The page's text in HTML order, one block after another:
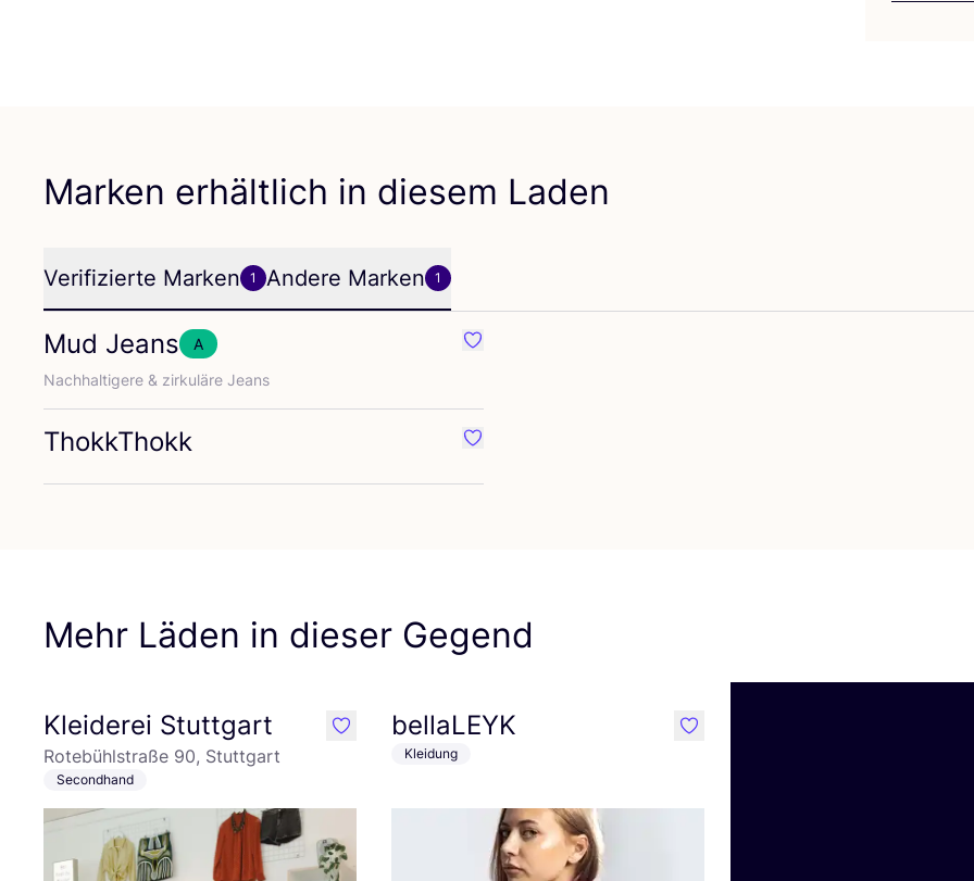
Marken erhältlich in diesem Laden
Verifizierte Marken 1 Andere Marken 1
Mud Jeans
A
Nach­hal­ti­ge­re & zir­ku­lä­re Jeans
Favorit Mud Jeans
ThokkThokk Favorit ThokkThokk
Mehr Läden in dieser Gegend
Kleiderei Stuttgart
Rotebühlstraße 90, Stuttgart
Secondhand
like bellaLEYK
Kleidung
like